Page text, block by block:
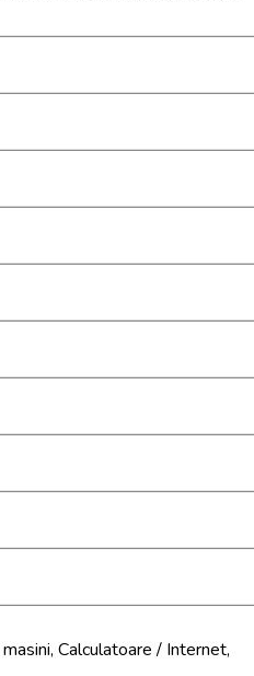
Calculatoare / Internet,